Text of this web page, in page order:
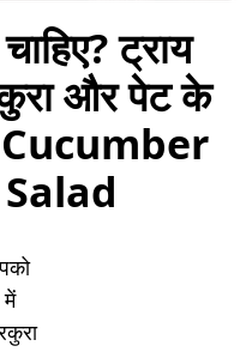
ट्राय
और पेट के
Cucumber
में